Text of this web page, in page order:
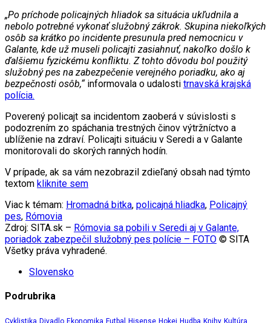
„Po príchode policajných hliadok sa situácia ukľudnila a
nebolo potrebné vykonať služobný zákrok. Skupina niekoľkých
osôb sa krátko po incidente presunula pred nemocnicu v
Galante, kde už museli policajti zasiahnuť, nakoľko došlo k
ďalšiemu fyzickému konfliktu. Z tohto dôvodu bol použitý
služobný pes na zabezpečenie verejného poriadku, ako aj
bezpečnosti osôb,“informovala o udalosti trnavská krajská
polícia.
Poverený policajt sa incidentom zaoberá v súvislosti s
podozrením zo spáchania trestných činov výtržníctvo a
ublíženie na zdraví. Policajti situáciu v Seredi a v Galante
monitorovali do skorých ranných hodín.
V prípade, ak sa vám nezobrazil zdieľaný obsah nad týmto
textom kliknite sem
Viac k témam: Hromadná bitka, policajná hliadka, Policajný
pes, Rómovia
Zdroj: SITA.sk – Rómovia sa pobili v Seredi aj v Galante,
poriadok zabezpečil služobný pes polície – FOTO © SITA
Všetky práva vyhradené.
Slovensko
Podrubrika